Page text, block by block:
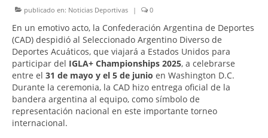
publicado en: Noticias Deportivas | 0
En un emotivo acto, la Confederación Argentina de Deportes
(CAD) despidió al Seleccionado Argentino Diverso de
Deportes Acuáticos, que viajará a Estados Unidos para
participar del IGLA+ Championships 2025, a celebrarse
entre el 31 de mayo y el 5 de junio en Washington D.C.
Durante la ceremonia, la CAD hizo entrega oficial de la
bandera argentina al equipo, como símbolo de
representación nacional en este importante torneo
internacional.